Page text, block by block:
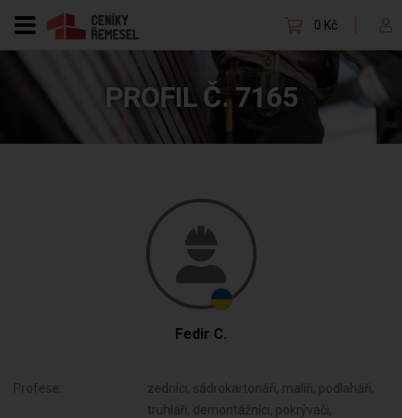
0 Kč
PROFIL Č. 7165
Fedir C.
Profese:
zedníci, sádrokartonáři, malíři, podlaháři,
truhláři, demontážníci, pokrývači,